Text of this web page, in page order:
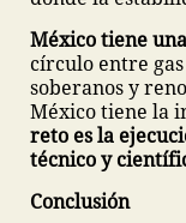
México tiene
círculo entre
soberanos y
México tiene la
reto es la
técnico y
Conclusión